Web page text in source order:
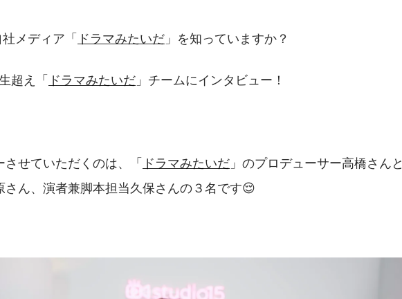
メディア「 ドラマみたいだ 」を知っていますか？
超え「 ドラマみたいだ 」チームにインタビュー！
せていただくのは、「 ドラマみたいだ 」のプロデューサー高橋さんと
さん、演者兼脚本担当久保さんの３名です😌